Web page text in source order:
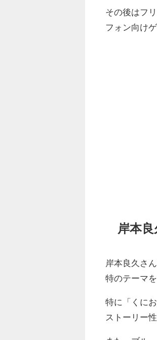
その後はフ
フォン向け
岸本
岸本良久さ
特のテーマ
特に「くに
ストーリー